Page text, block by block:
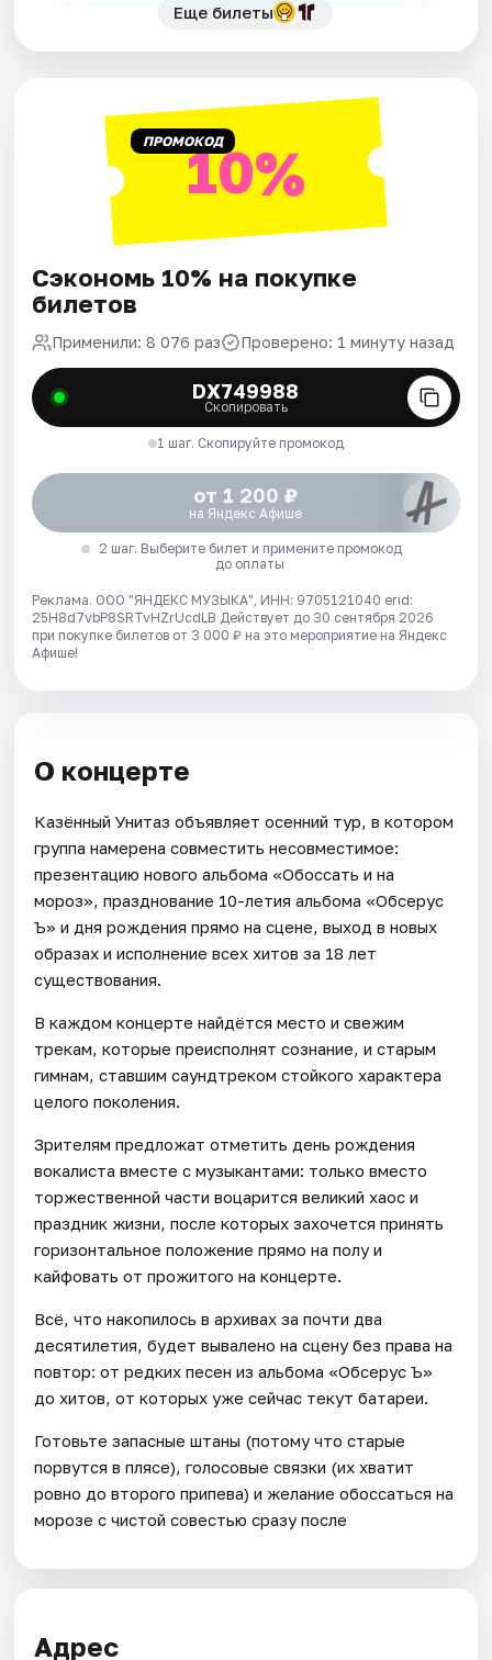
Еще билеты
ПРОМОКОД10%
Сэкономь 10% на покупке
билетов
Применили: 8 076 раз Проверено: 1 минуту назад
DX749988
Скопировать
1 шаг. Скопируйте промокод
от 1 200 ₽
на Яндекс Афише
2 шаг. Выберите билет и примените промокод
до оплаты
Реклама. ООО "ЯНДЕКС МУЗЫКА", ИНН: 9705121040 erid:
25H8d7vbP8SRTvHZrUcdLB Действует до 30 сентября 2026
при покупке билетов от 3 000 ₽ на это мероприятие на Яндекс
Афише!
О концерте
Казённый Унитаз объявляет осенний тур, в котором
группа намерена совместить несовместимое:
презентацию нового альбома «Обоссать и на
мороз», празднование 10-летия альбома «Обсерус
Ъ» и дня рождения прямо на сцене, выход в новых
образах и исполнение всех хитов за 18 лет
существования.
В каждом концерте найдётся место и свежим
трекам, которые преисполнят сознание, и старым
гимнам, ставшим саундтреком стойкого характера
целого поколения.
Зрителям предложат отметить день рождения
вокалиста вместе с музыкантами: только вместо
торжественной части воцарится великий хаос и
праздник жизни, после которых захочется принять
горизонтальное положение прямо на полу и
кайфовать от прожитого на концерте.
Всё, что накопилось в архивах за почти два
десятилетия, будет вывалено на сцену без права на
повтор: от редких песен из альбома «Обсерус Ъ»
до хитов, от которых уже сейчас текут батареи.
Готовьте запасные штаны (потому что старые
порвутся в плясе), голосовые связки (их хватит
ровно до второго припева) и желание обоссаться на
морозе с чистой совестью сразу после
Адрес